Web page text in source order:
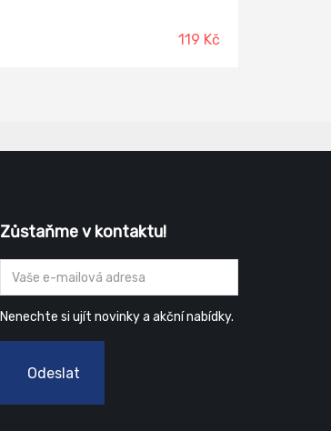
119 Kč
Zůstaňme v kontaktu!
Nenechte si ujít novinky a akční nabídky.
Odeslat